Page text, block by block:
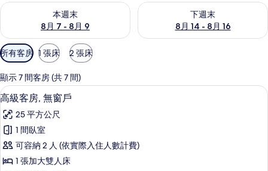
本週末
8月 7 - 8月 9
查看本週末 (8月 7 - 8月 9) 的供應情況
下週末
8月 14 - 8月 16
查看下週末 (8月 14 - 8月 16)
可
用
的
客
房
篩
選
條
所有客房 1 張床 2 張床
顯示 7 間客房 (共 7 間)
顯
示
高
級
客
高級客房, 無窗戶 | 免費迷你吧、客房
8
高級客房, 無窗戶
25 平方公尺
1 間臥室
可容納 2 人 (依實際入住人數計費)
1 張加大雙人床